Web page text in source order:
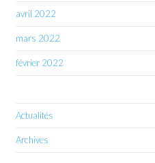
avril 2022
mars 2022
février 2022
Actualités
Archives